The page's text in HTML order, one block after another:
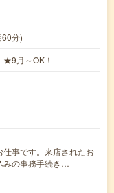
分)
月～OK！
事です。来店されたお
みの事務手続き…